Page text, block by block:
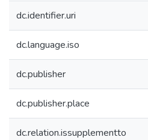
dc.identifier.uri
dc.language.iso
dc.publisher
dc.publisher.place
dc.relation.issupplementto